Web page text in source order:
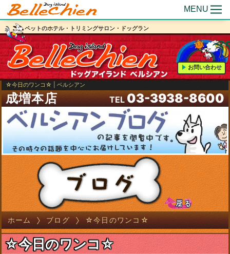
MENU
ペットのホテル・トリミングサロン・ドッグラン
お問い合わせ
☆今日のワンコ☆ | ベルシアン
成増本店 TEL 03-3938-8600
ホーム ブログ ☆今日のワンコ☆
☆今日のワンコ☆